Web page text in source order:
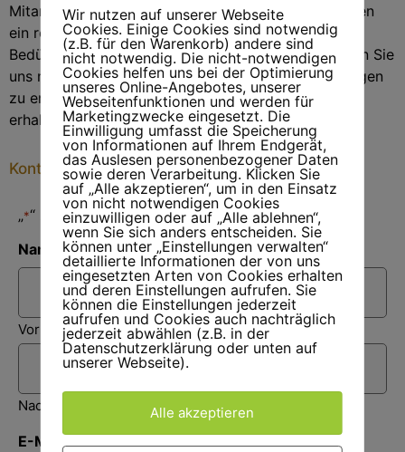
Mitarbeiter und hochwertigen Materialien garantieren
ein robustes und langlebiges Ergebnis, das Ihren
Bedürfnissen und Wünschen entspricht. Kontaktieren Sie
uns noch heute, um mehr über unsere Dienstleistungen
zu erfahren und ein unverbindliches Angebot zu
erhalten.
Kontaktieren Sie uns für eine Beratungsanfrage
„*“ zeigt erforderliche Felder an
Name
*
Vorname
Nachname
E-Mail *
Wir nutzen auf unserer Webseite
Cookies. Einige Cookies sind notwendig
(z.B. für den Warenkorb) andere sind
nicht notwendig. Die nicht-notwendigen
Cookies helfen uns bei der Optimierung
unseres Online-Angebotes, unserer
Webseitenfunktionen und werden für
Marketingzwecke eingesetzt. Die
Einwilligung umfasst die Speicherung
von Informationen auf Ihrem Endgerät,
das Auslesen personenbezogener Daten
sowie deren Verarbeitung. Klicken Sie
auf „Alle akzeptieren“, um in den Einsatz
von nicht notwendigen Cookies
einzuwilligen oder auf „Alle ablehnen“,
wenn Sie sich anders entscheiden. Sie
können unter „Einstellungen verwalten“
detaillierte Informationen der von uns
eingesetzten Arten von Cookies erhalten
und deren Einstellungen aufrufen. Sie
können die Einstellungen jederzeit
aufrufen und Cookies auch nachträglich
jederzeit abwählen (z.B. in der
Datenschutzerklärung oder unten auf
unserer Webseite).
Alle akzeptieren